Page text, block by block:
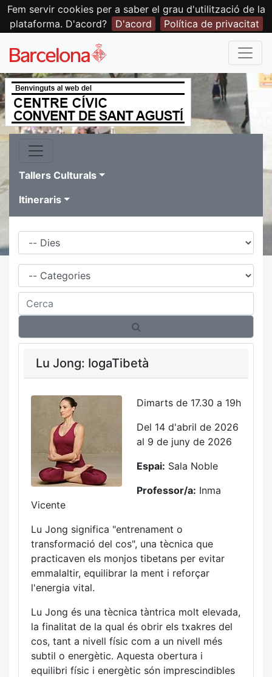
Fem servir cookies per a saber el grau d'utilització de la
plataforma. D'acord?
D'acord Política de privacitat
Tallers Culturals
Itineraris
Dies
Família
Cerca
Lu Jong: IogaTibetà
Dimarts de 17.30 a 19h
Del 14 d'abril de 2026
al 9 de juny de 2026
Espai: Sala Noble
Professor/a: Inma
Vicente
Lu Jong significa "entrenament o
transformació del cos", una tècnica que
practicaven els monjos tibetans per evitar
emmalaltir, equilibrar la ment i reforçar
l'energia vital.
Lu Jong és una tècnica tàntrica molt elevada,
la finalitat de la qual és obrir els txakres del
cos, tant a nivell físic com a un nivell més
subtil o energètic. Aquesta obertura i
equilibri físic i energètic són imprescindibles